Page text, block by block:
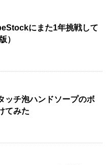
にまた1年挑戦して
）
ッチ泡ハンドソープのボ
てみた